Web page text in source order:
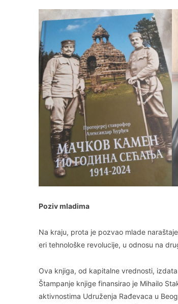
Poziv mladima
Na kraju, prota je pozvao mlade
eri tehnološke revolucije, u odnosu na
Ova knjiga, od kapitalne vrednosti,
Štampanje knjige finansirao je Mihailo
aktivnostima Udruženja Rađevaca u